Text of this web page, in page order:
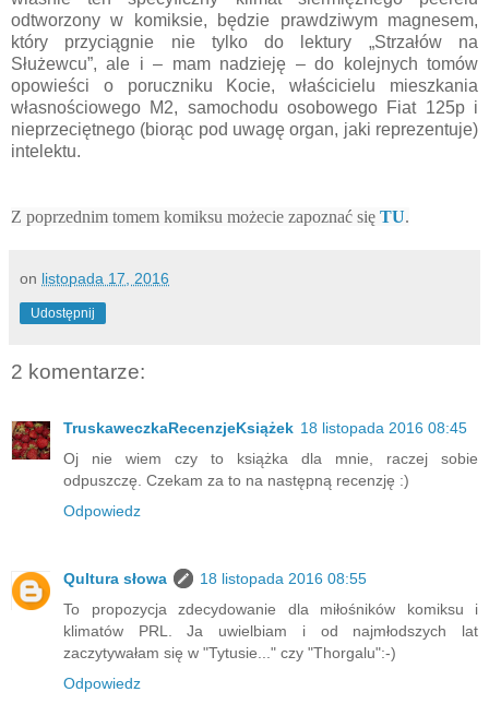
odtworzony w komiksie, będzie prawdziwym magnesem,
który przyciągnie nie tylko do lektury „Strzałów na
Służewcu”, ale i – mam nadzieję – do kolejnych tomów
opowieści o poruczniku Kocie, właścicielu mieszkania
własnościowego M2, samochodu osobowego Fiat 125p i
nieprzeciętnego (biorąc pod uwagę organ, jaki reprezentuje)
intelektu.
Z poprzednim tomem komiksu możecie zapoznać się TU.
on listopada 17, 2016
Udostępnij
2 komentarze:
TruskaweczkaRecenzjeKsiążek 18 listopada 2016 08:45
Oj nie wiem czy to książka dla mnie, raczej sobie
odpuszczę. Czekam za to na następną recenzję :)
Odpowiedz
Qultura słowa
18 listopada 2016 08:55
To propozycja zdecydowanie dla miłośników komiksu i
klimatów PRL. Ja uwielbiam i od najmłodszych lat
zaczytywałam się w "Tytusie..." czy "Thorgalu":-)
Odpowiedz